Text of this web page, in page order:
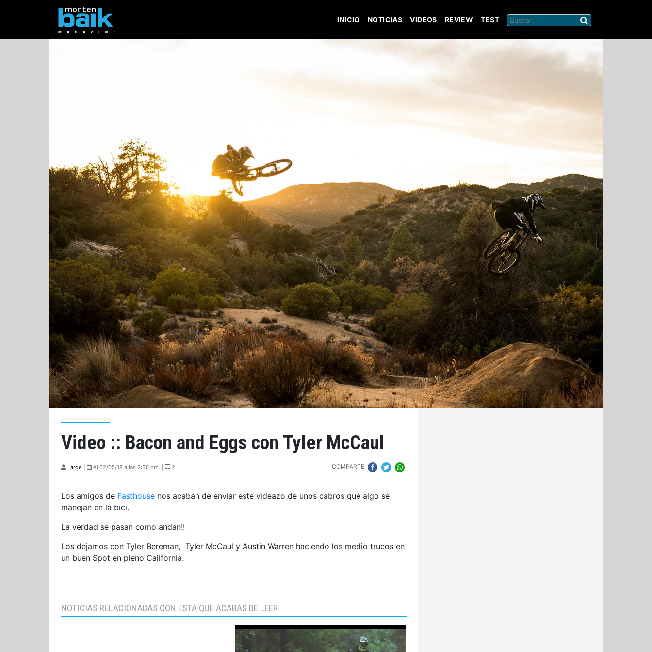
INICIO NOTICIAS VIDEOS REVIEW TEST
Video :: Bacon and Eggs con Tyler McCaul
Large el 02/05/18 a las 2:30 pm. | 2 COMPARTE
Los amigos de Fasthouse nos acaban de enviar este videazo de unos cabros que algo se
manejan en la bici.
La verdad se pasan como andan!!
Los dejamos con Tyler Bereman, Tyler McCaul y Austin Warren haciendo los medio trucos en
un buen Spot en pleno California.
NOTICIAS RELACIONADAS CON ESTA QUE ACABAS DE LEER